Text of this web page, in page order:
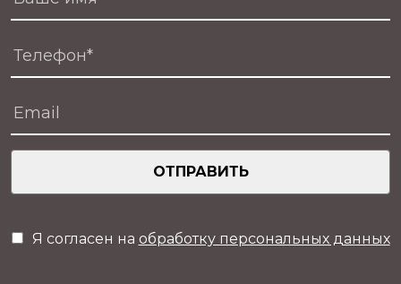
ОТПРАВИТЬ
Я согласен на обработку персональных данных